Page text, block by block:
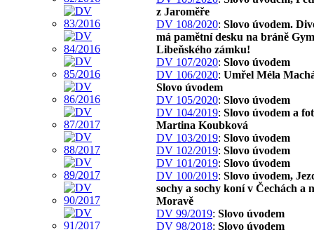
z Jaroměře
DV 108/2020: Slovo úvodem.
má pamětní desku na bráně
Libeňského zámku!
DV 107/2020: Slovo úvodem
DV 106/2020: Umřel Méla
Slovo úvodem
DV 105/2020: Slovo úvodem
DV 104/2019: Slovo úvodem a
Martina Koubková
DV 103/2019: Slovo úvodem
DV 102/2019: Slovo úvodem
DV 101/2019: Slovo úvodem
DV 100/2019: Slovo úvodem,
sochy a sochy koní v Čechách a
Moravě
DV 99/2019: Slovo úvodem
DV 98/2018: Slovo úvodem